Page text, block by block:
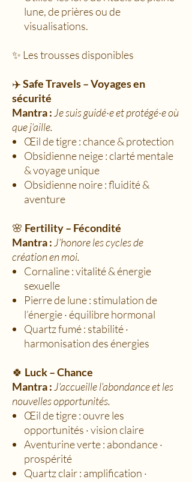
lune, de prières ou de
visualisations.
✨ Les trousses disponibles
✈️Safe Travels – Voyages en
sécurité
Mantra :Je suis guidé·e et protégé·e où
que j’aille.
Œil de tigre : chance & protection
Obsidienne neige : clarté mentale
& voyage unique
Obsidienne noire : fluidité &
aventure
🌸 Fertility – Fécondité
Mantra :J’honore les cycles de
création en moi.
Cornaline : vitalité & énergie
sexuelle
Pierre de lune : stimulation de
l’énergie · équilibre hormonal
Quartz fumé : stabilité ·
harmonisation des énergies
🍀 Luck – Chance
Mantra :J’accueille l’abondance et les
nouvelles opportunités.
Œil de tigre : ouvre les
opportunités · vision claire
Aventurine verte : abondance ·
prospérité
Quartz clair : amplification ·